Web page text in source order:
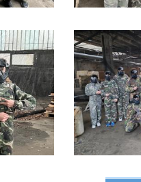
Élményekkel
Zánkán
2026. június 08. 10:47